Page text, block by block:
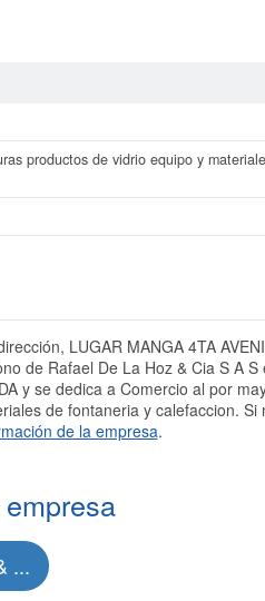
productos de vidrio equipo y
LUGAR MANGA 4TA
de Rafael De La Hoz & Cia S A S
y se dedica a Comercio al por
de fontaneria y calefaccion. Si
de la empresa.
...